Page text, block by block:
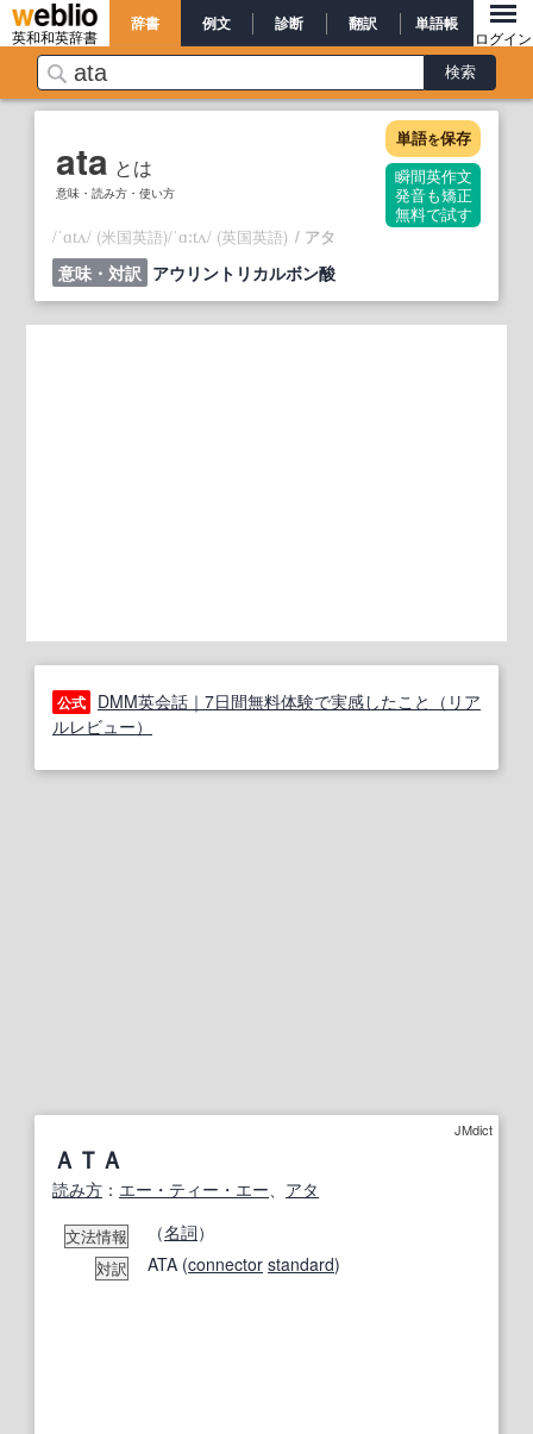
英和和英辞書
辞書 例文 診断 翻訳 単語帳
ログイン
ata とは
意味・読み方・使い方
単語を保存
瞬間英作文
発音も矯正
無料で試す
/ˈɑtʌ/ (米国英語)/ˈɑ:tʌ/ (英国英語) アタ
意味・対訳 アウリントリカルボン酸
公式
DMM英会話｜7日間無料体験で実感したこと（リア
ルレビュー）
JMdict
ＡＴＡ
読み方 ： エー・ティー・エー、 アタ
文法情報 （名詞）
対訳 ATA (connector standard)